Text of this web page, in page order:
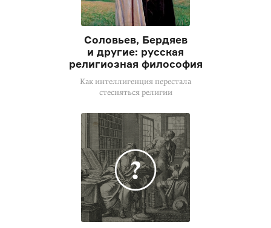
Соловьев, Бердяев
и другие: русская
религиозная философия
Как интеллигенция перестала
стесняться религии